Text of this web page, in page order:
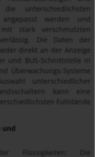
unterschiedlichsten
werden und
stark verschmutzten
Die Daten der
direkt an der Anzeige
und BUS-Schnittstelle in
Überwachungs-Systeme
unterschiedlicher
kann eine
Füllstände
und
Flüssigkeiten: Die